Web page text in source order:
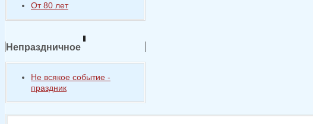
От 80 лет
Непраздничное
Не всякое событие -
праздник